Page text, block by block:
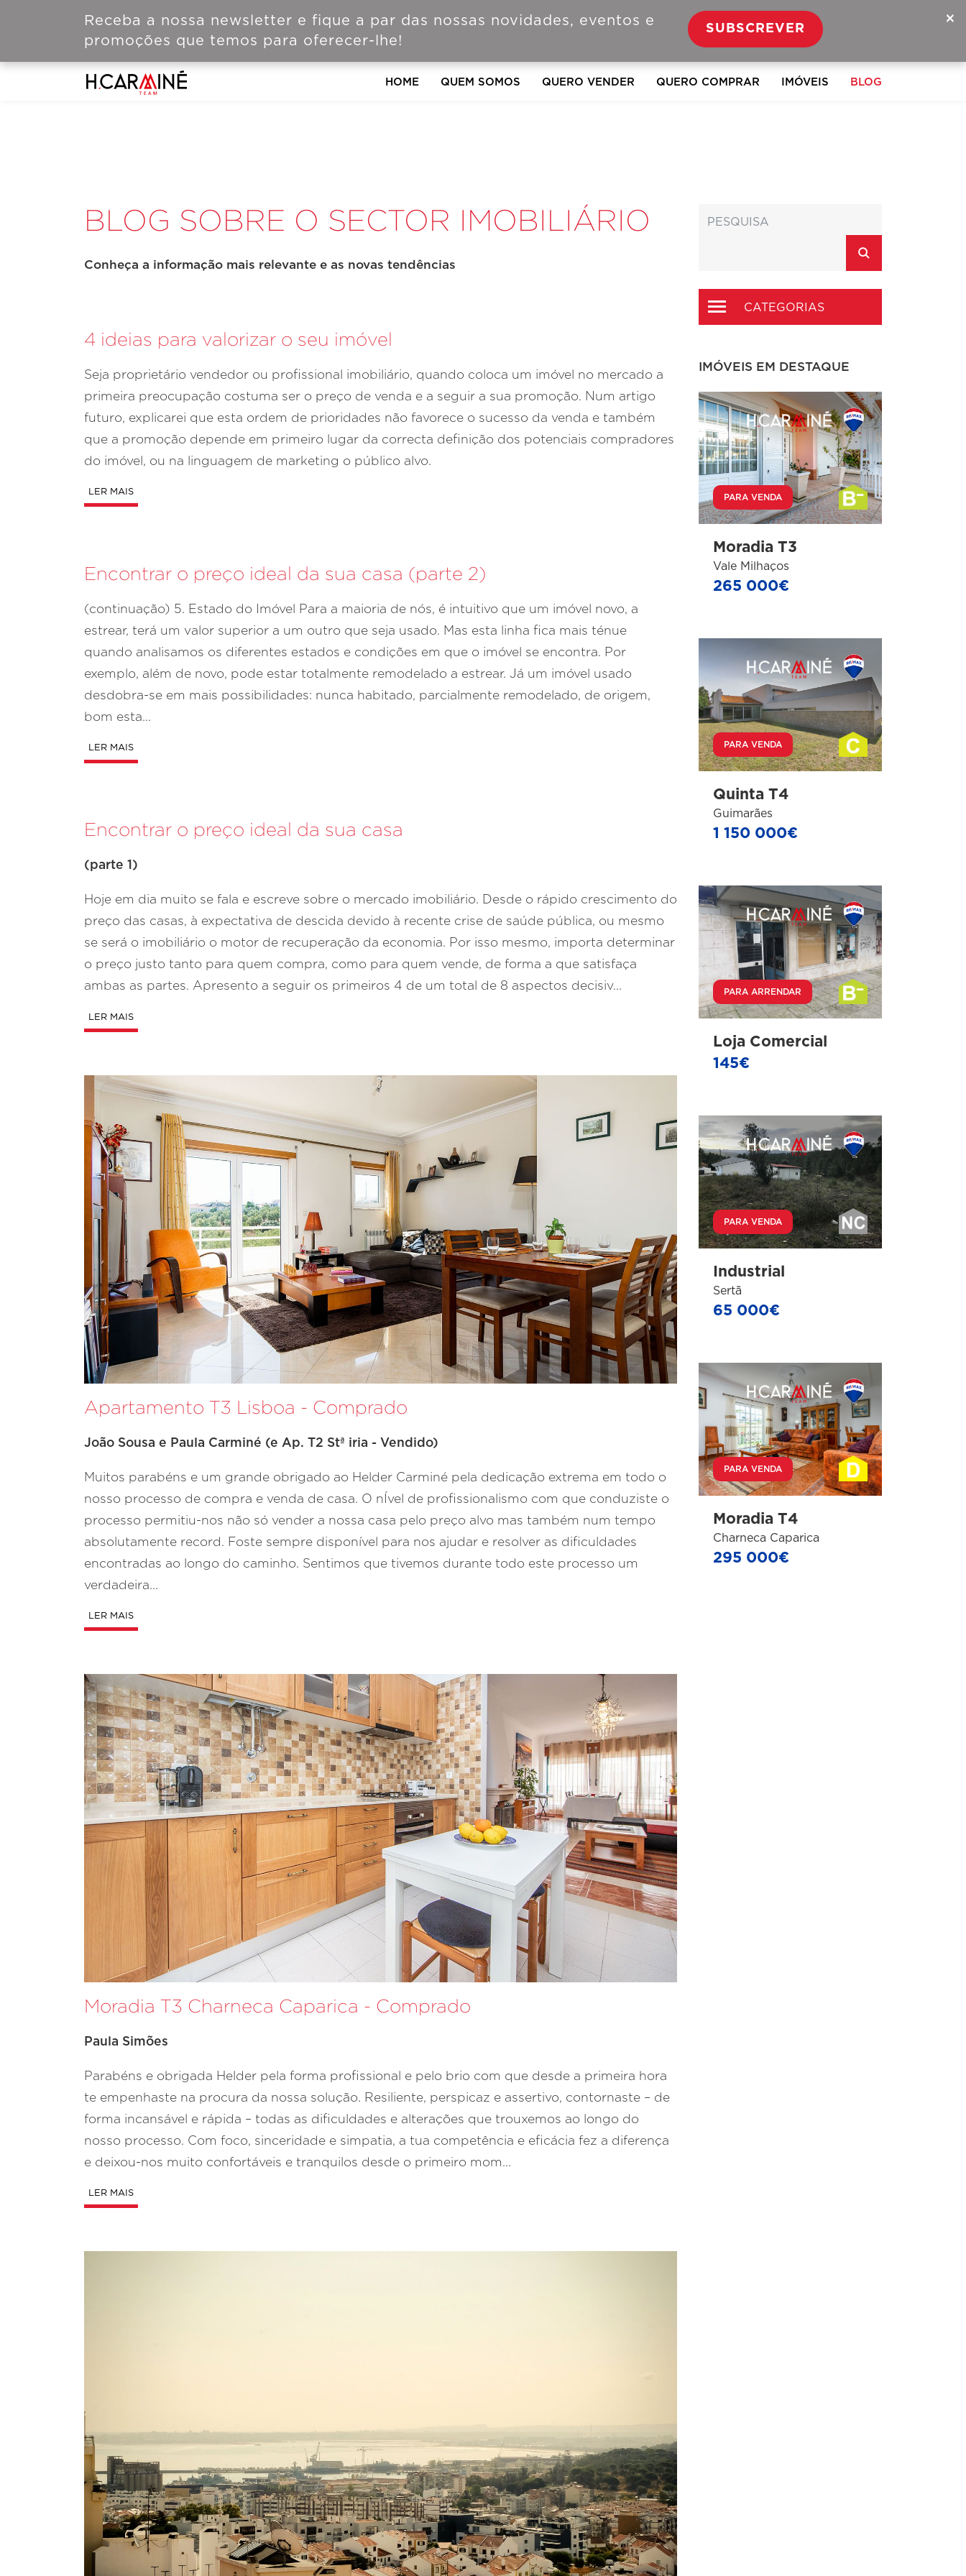
×
Receba a nossa newsletter e fique a par das nossas novidades, eventos e
promoções que temos para oferecer-lhe!
SUBSCREVER
HOME QUEM SOMOS QUERO VENDER QUERO COMPRAR IMÓVEIS BLOG
BLOG SOBRE O SECTOR IMOBILIÁRIO
Conheça a informação mais relevante e as novas tendências
4 ideias para valorizar o seu imóvel
Seja proprietário vendedor ou profissional imobiliário, quando coloca um imóvel no mercado a
primeira preocupação costuma ser o preço de venda e a seguir a sua promoção. Num artigo
futuro, explicarei que esta ordem de prioridades não favorece o sucesso da venda e também
que a promoção depende em primeiro lugar da correcta definição dos potenciais compradores
do imóvel, ou na linguagem de marketing o público alvo.
LER MAIS
Encontrar o preço ideal da sua casa (parte 2)
(continuação) 5. Estado do Imóvel Para a maioria de nós, é intuitivo que um imóvel novo, a
estrear, terá um valor superior a um outro que seja usado. Mas esta linha fica mais ténue
quando analisamos os diferentes estados e condições em que o imóvel se encontra. Por
exemplo, além de novo, pode estar totalmente remodelado a estrear. Já um imóvel usado
desdobra-se em mais possibilidades: nunca habitado, parcialmente remodelado, de origem,
bom esta...
LER MAIS
Encontrar o preço ideal da sua casa
(parte 1)
Hoje em dia muito se fala e escreve sobre o mercado imobiliário. Desde o rápido crescimento do
preço das casas, à expectativa de descida devido à recente crise de saúde pública, ou mesmo
se será o imobiliário o motor de recuperação da economia. Por isso mesmo, importa determinar
o preço justo tanto para quem compra, como para quem vende, de forma a que satisfaça
ambas as partes. Apresento a seguir os primeiros 4 de um total de 8 aspectos decisiv...
LER MAIS
Apartamento T3 Lisboa - Comprado
João Sousa e Paula Carminé (e Ap. T2 Stª iria - Vendido)
Muitos parabéns e um grande obrigado ao Helder Carminé pela dedicação extrema em todo o
nosso processo de compra e venda de casa. O nÍvel de profissionalismo com que conduziste o
processo permitiu-nos não só vender a nossa casa pelo preço alvo mas também num tempo
absolutamente record. Foste sempre disponível para nos ajudar e resolver as dificuldades
encontradas ao longo do caminho. Sentimos que tivemos durante todo este processo um
verdadeira...
LER MAIS
Moradia T3 Charneca Caparica - Comprado
Paula Simões
Parabéns e obrigada Helder pela forma profissional e pelo brio com que desde a primeira hora
te empenhaste na procura da nossa solução. Resiliente, perspicaz e assertivo, contornaste – de
forma incansável e rápida – todas as dificuldades e alterações que trouxemos ao longo do
nosso processo. Com foco, sinceridade e simpatia, a tua competência e eficácia fez a diferença
e deixou-nos muito confortáveis e tranquilos desde o primeiro mom...
LER MAIS
CATEGORIAS
IMÓVEIS EM DESTAQUE
PARA VENDA
Moradia T3
Vale Milhaços
265 000€
PARA VENDA
Quinta T4
Guimarães
1 150 000€
PARA ARRENDAR
Loja Comercial
145€
PARA VENDA
Industrial
Sertã
65 000€
PARA VENDA
Moradia T4
Charneca Caparica
295 000€